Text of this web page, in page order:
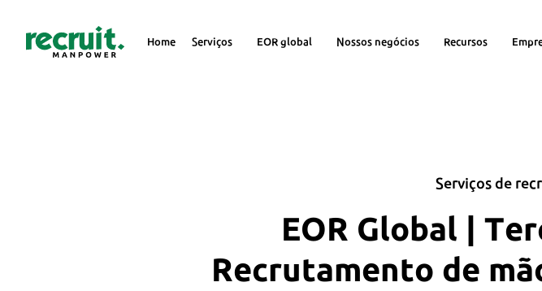
Home Serviços EOR global Nossos negócios Recursos
Serviços de
EOR Global |
Recrutamento de